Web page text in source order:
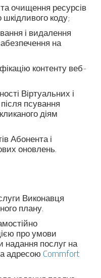
очищення ресурсів
шкідливого коду;
і видалення
на
контенту веб-
Віртуальних і
псування
діям
Абонента і
оновлень.
Виконавця
плану.
про умови
послуг на
адресою Commfort